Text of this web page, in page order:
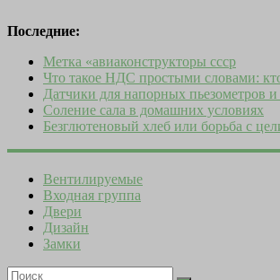
Последние:
Метка «авиаконструкторы ссср
Что такое НДС простыми словами:
Датчики для напорных пьезометров
Соление сала в домашних условиях
Безглютеновый хлеб или борьба с
Вентилируемые
Входная группа
Двери
Дизайн
Замки